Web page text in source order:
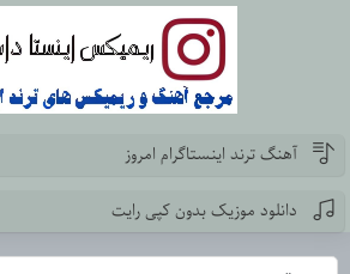
آهنگ ترند اینستاگرام امروز
دانلود موزیک بدون کپی رایت